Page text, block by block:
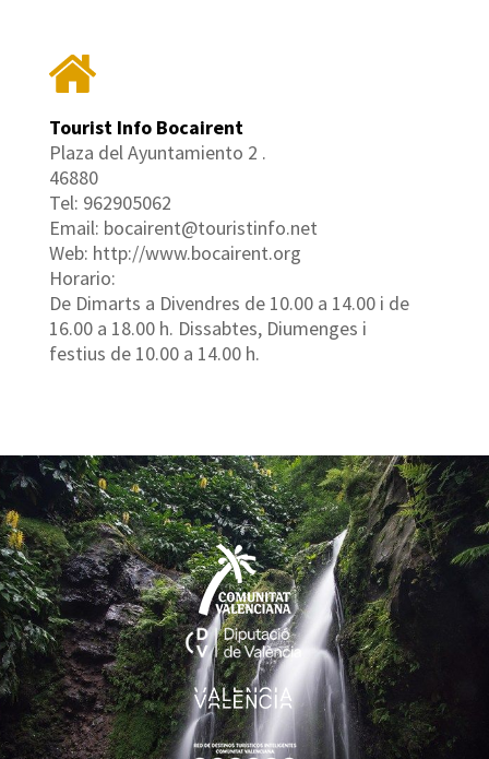
Tourist Info Bocairent
Plaza del Ayuntamiento 2 .
46880
Tel: 962905062
Email: bocairent@touristinfo.net
Web: http://www.bocairent.org
Horario:
De Dimarts a Divendres de 10.00 a 14.00 i de
16.00 a 18.00 h. Dissabtes, Diumenges i
festius de 10.00 a 14.00 h.